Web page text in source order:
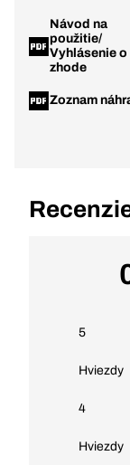
Návod na
použitie/
Vyhlásenie o
zhode
Zoznam
5
Hviezdy
4
Hviezdy